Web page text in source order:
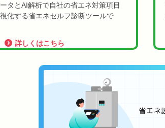
タとAI解析で自社の省エネ対策項目
化する省エネセルフ診断ツールで
詳しくはこちら